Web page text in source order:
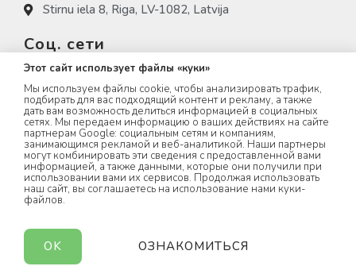
Stirnu iela 8, Riga, LV-1082, Latvija
Соц. сети
womanshop.lv
womanshop.lv (NAIL)
womanshop.lv (KOREA)
created bywebwell.lv
Этот сайт использует файлы «куки»
Мы используем файлы cookie, чтобы анализировать трафик,
подбирать для вас подходящий контент и рекламу, а также
дать вам возможность делиться информацией в социальных
сетях. Мы передаем информацию о ваших действиях на сайте
партнерам Google: социальным сетям и компаниям,
занимающимся рекламой и веб-аналитикой. Наши партнеры
могут комбинировать эти сведения с предоставленной вами
информацией, а также данными, которые они получили при
использовании вами их сервисов. Продолжая использовать
наш сайт, вы соглашаетесь на использование нами куки-
файлов.
OK ОЗНАКОМИТЬСЯ